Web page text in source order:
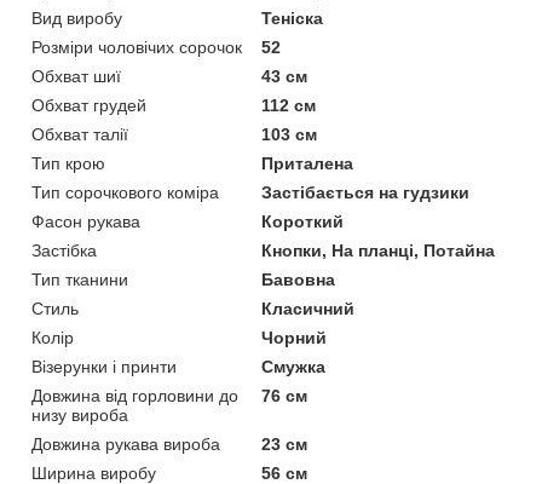
Вид виробу
Теніска
Розміри чоловічих сорочок
52
Обхват шиї
43 см
Обхват грудей
112 см
Обхват талії
103 см
Тип крою
Приталена
Тип сорочкового коміра
Застібається на гудзики
Фасон рукава
Короткий
Застібка
Кнопки, На планці, Потайна
Тип тканини
Бавовна
Стиль
Класичний
Колір
Чорний
Візерунки і принти
Смужка
Довжина від горловини до
низу вироба
76 см
Довжина рукава вироба
23 см
Ширина виробу
56 см